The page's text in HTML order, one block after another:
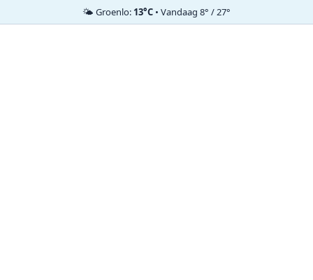
🌤️ Groenlo: 13°C • Vandaag 8° / 27°